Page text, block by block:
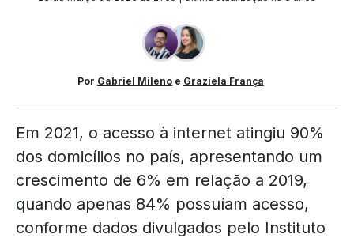
Por Gabriel Mileno e Graziela França
Em 2021, o acesso à internet atingiu 90%
dos domicílios no país, apresentando um
crescimento de 6% em relação a 2019,
quando apenas 84% possuíam acesso,
conforme dados divulgados pelo Instituto